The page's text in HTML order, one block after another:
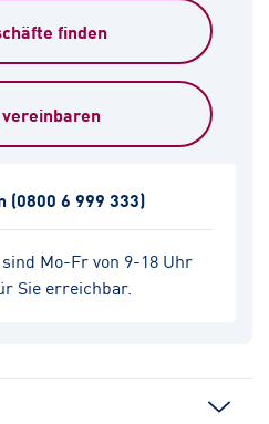
finden
Mo-Fr von 9-18 Uhr
Sie erreichbar.
(0800 6 999 333)